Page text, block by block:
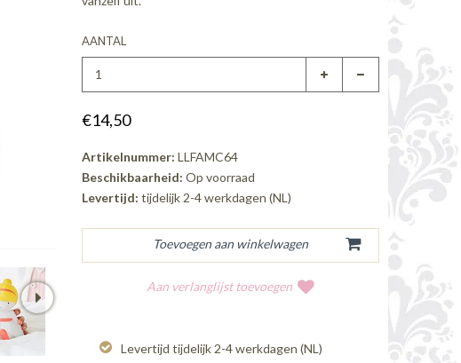
AANTAL
€14,50
Artikelnummer: LLFAMC64
Beschikbaarheid: Op voorraad
Levertijd: tijdelijk 2-4 werkdagen (NL)
Aan verlanglijst toevoegen
Levertijd tijdelijk 2-4 werkdagen (NL)